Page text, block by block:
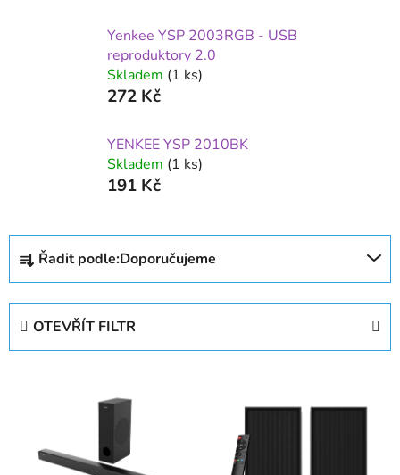
Yenkee YSP 2003RGB - USB
reproduktory 2.0
Skladem (1 ks)
272 Kč
YENKEE YSP 2010BK
Skladem (1 ks)
191 Kč
Ř
z
Řadit podle:Doporučujeme
OTEVŘÍT FILTR